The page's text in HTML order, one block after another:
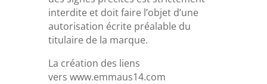
interdite et doit faire l’objet d’une
autorisation écrite préalable du
titulaire de la marque.
La création des liens
vers www.emmaus14.com